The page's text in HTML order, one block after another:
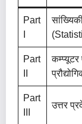
Part
Part
Part
उत्तर